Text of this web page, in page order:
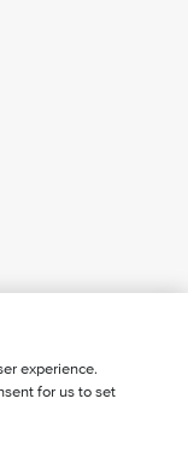
al boletín
experience.
for us to set